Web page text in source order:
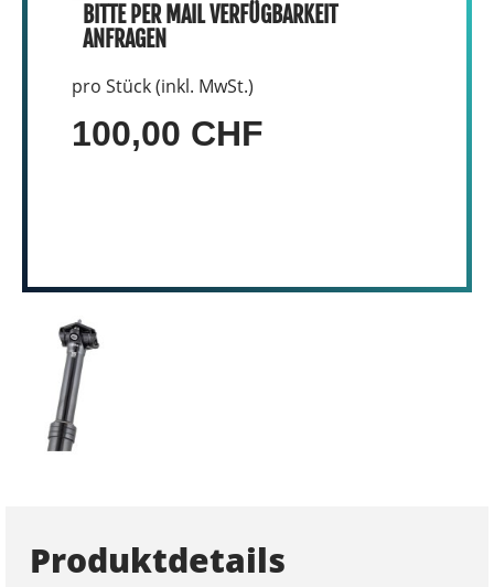
BITTE PER MAIL VERFÜGBARKEIT
ANFRAGEN
pro Stück (inkl. MwSt.)
100,00 CHF
Produktdetails